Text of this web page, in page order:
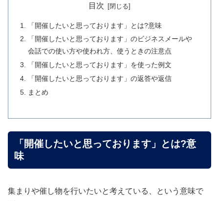
目次
「開催したいと思っております」とは?意味
「開催したいと思っております」のビジネスメールや
会話での使い方や使われ方、使うときの注意点
「開催したいと思っております」を使った例文
「開催したいと思っております」の返答や返信
まとめ
「開催したいと思っております」とは?意
味
集まりや催し物を行いたいと考えている、という意味で